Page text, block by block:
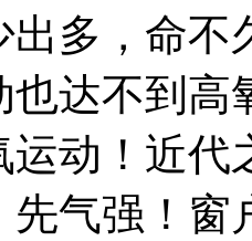
出多，命不
也达不到高
运动！近代
先气强！窗